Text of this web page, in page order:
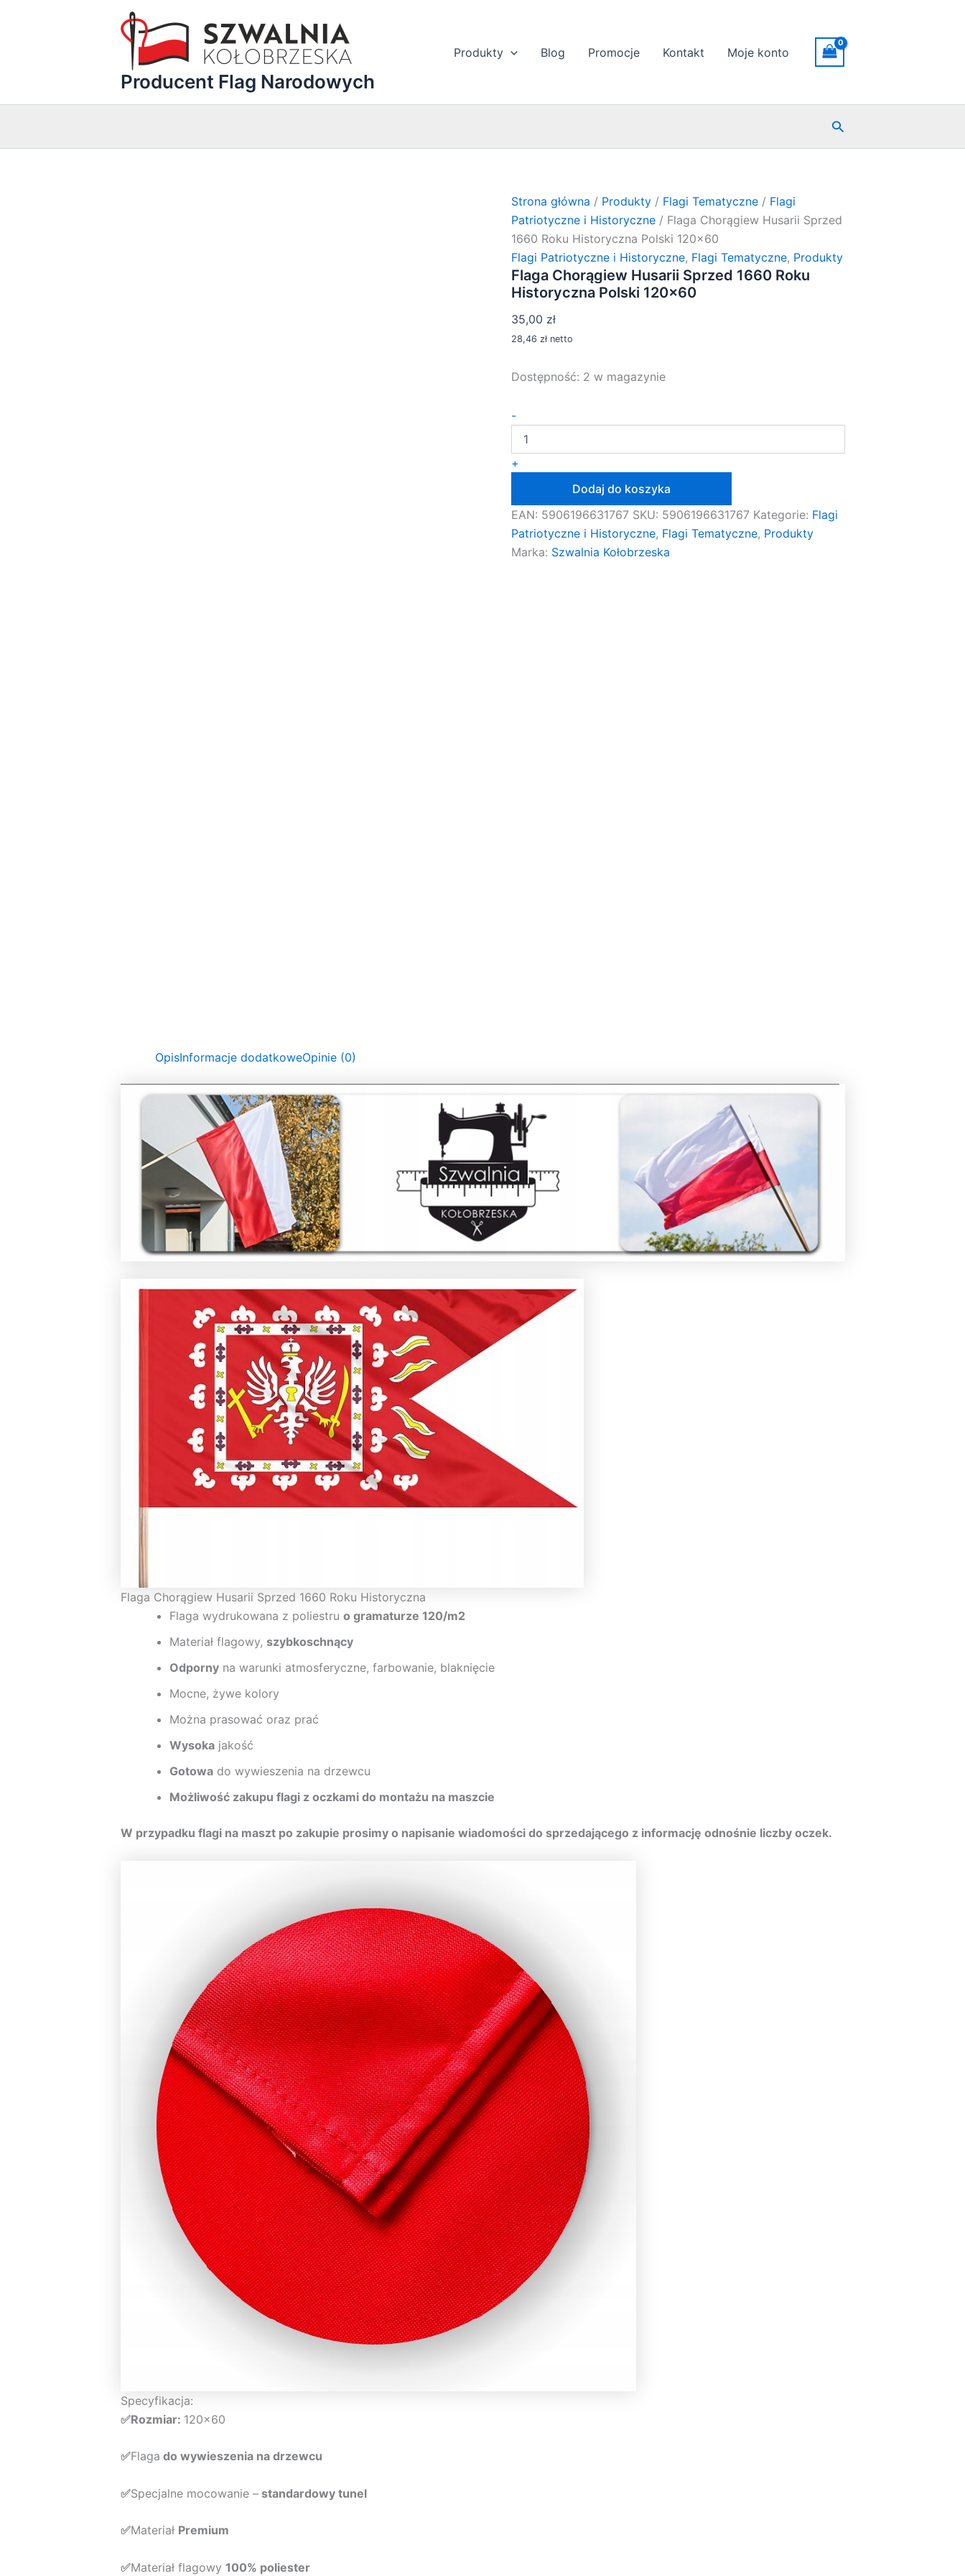
Producent Flag Narodowych
Produkty Blog Promocje Kontakt Moje konto
Szukaj
Strona główna / Produkty / Flagi Tematyczne / Flagi
Patriotyczne i Historyczne / Flaga Chorągiew Husarii Sprzed
1660 Roku Historyczna Polski 120×60
Flagi Patriotyczne i Historyczne, Flagi Tematyczne, Produkty
Flaga Chorągiew Husarii Sprzed 1660 Roku
Historyczna Polski 120×60
35,00 zł
28,46zł netto
Dostępność: 2 w magazynie
-
Flaga
Chorągiew
Husarii
Sprzed
Historyczna
Polski
120x60
+
Dodaj do koszyka
EAN: 5906196631767 SKU: 5906196631767 Kategorie: Flagi
Patriotyczne i Historyczne, Flagi Tematyczne, Produkty
Marka: Szwalnia Kołobrzeska
OpisInformacje dodatkoweOpinie (0)
Flaga Chorągiew Husarii Sprzed 1660 Roku Historyczna
Flaga wydrukowana z poliestru o gramaturze 120/m2
Materiał flagowy, szybkoschnący
Odpornyna warunki atmosferyczne, farbowanie, blaknięcie
Mocne, żywe kolory
Można prasować oraz prać
Wysokajakość
Gotowado wywieszenia na drzewcu
Możliwość zakupu flagi z oczkami do montażu na maszcie
W przypadku flagi na maszt po zakupie prosimy o napisanie wiadomości do sprzedającego z informację odnośnie liczby oczek.
Specyfikacja:
✅Rozmiar: 120×60
✅Flaga do wywieszenia na drzewcu
✅Specjalne mocowanie –standardowy tunel
✅Materiał Premium
✅Materiał flagowy 100% poliester